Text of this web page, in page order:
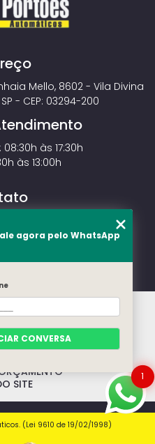
Mello, 8602 - Vila Divina
- CEP: 03294-200
às 17:30h
às 13:00h
SITE
(Lei 9610 de 19/02/1998)
1
agora pelo WhatsApp
CONVERSA